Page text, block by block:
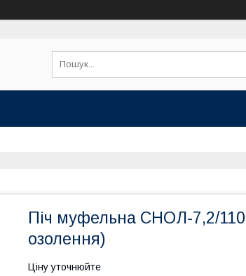
Піч муфельна СНОЛ-7,2/
озолення)
Ціну уточнюйте